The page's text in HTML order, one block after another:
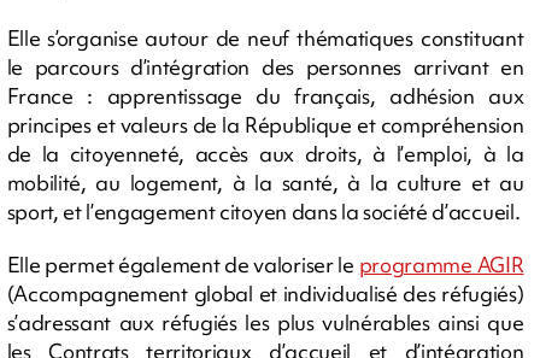
Elle s’organise autour de neuf thématiques constituant
le parcours d’intégration des personnes arrivant en
France : apprentissage du français, adhésion aux
principes et valeurs de la République et compréhension
de la citoyenneté, accès aux droits, à l’emploi, à la
mobilité, au logement, à la santé, à la culture et au
sport, et l’engagement citoyen dans la société d’accueil.
Elle permet également de valoriser le programme AGIR
(Accompagnement global et individualisé des réfugiés)
s’adressant aux réfugiés les plus vulnérables ainsi que
les Contrats territoriaux d’accueil et d’intégration